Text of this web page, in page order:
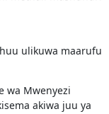
ulikuwa maarufu
wa Mwenyezi
akiwa juu ya